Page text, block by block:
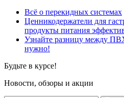
Всё о перекидных системах
Ценникодержатели для
продукты питания
Узнайте разницу между
нужно!
Будьте в курсе!
Новости, обзоры и акции